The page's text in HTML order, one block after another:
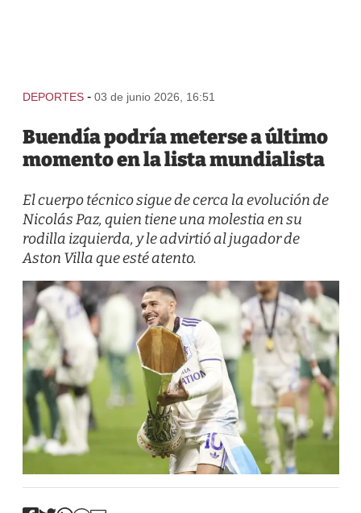
DEPORTES - 03 de junio 2026, 16:51
Buendía podría meterse a último
momento en la lista mundialista
El cuerpo técnico sigue de cerca la evolución de
Nicolás Paz, quien tiene una molestia en su
rodilla izquierda, y le advirtió al jugador de
Aston Villa que esté atento.